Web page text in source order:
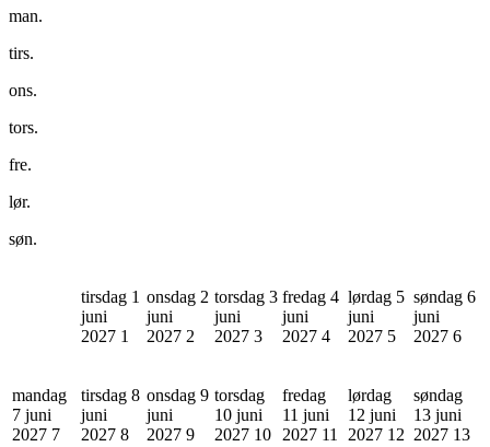
man.
tirs.
ons.
tors.
fre.
lør.
søn.
tirsdag 1
juni
2027 1
onsdag 2
juni
2027 2
torsdag 3
juni
2027 3
fredag 4
juni
2027 4
lørdag 5
juni
2027 5
søndag 6
juni
2027 6
mandag
7 juni
2027 7
tirsdag 8
juni
2027 8
onsdag 9
juni
2027 9
torsdag
10 juni
2027 10
fredag
11 juni
2027 11
lørdag
12 juni
2027 12
søndag
13 juni
2027 13